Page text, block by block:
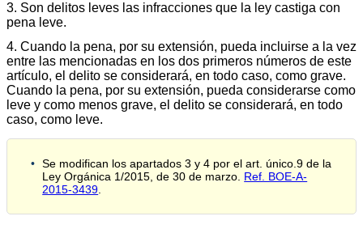
3. Son delitos leves las infracciones que la ley castiga con
pena leve.
4. Cuando la pena, por su extensión, pueda incluirse a la vez
entre las mencionadas en los dos primeros números de este
artículo, el delito se considerará, en todo caso, como grave.
Cuando la pena, por su extensión, pueda considerarse como
leve y como menos grave, el delito se considerará, en todo
caso, como leve.
Se modifican los apartados 3 y 4 por el art. único.9 de la
Ley Orgánica 1/2015, de 30 de marzo. Ref. BOE-A-
2015-3439